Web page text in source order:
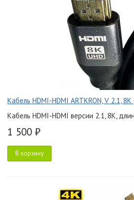
Кабель HDMI-HDMI ARTKRON, V 2.1, 8K
Кабель HDMI-HDMI версии 2.1, 8K,
1 500 ₽
В корзину